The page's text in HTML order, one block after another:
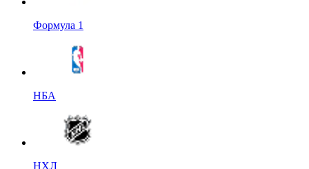
Формула 1
НБА
НХЛ